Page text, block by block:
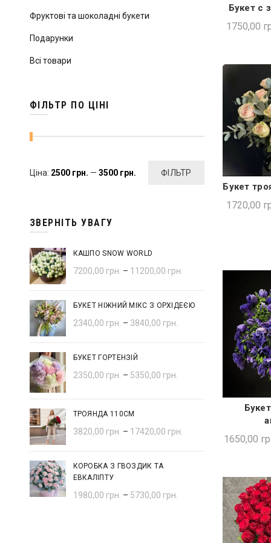
Букет с
1750,00
Букет
1720,00
1650,00
Фруктові та шоколадні букети
Подарунки
Всі товари
ФІЛЬТР ПО ЦІНІ
Мінімальна
Найбільша ФІЛЬТР
Ціна: 2500 грн. — 3500 грн.
ЗВЕРНІТЬ УВАГУ
КАШПО SNOW WORLD
7200,00 грн. – 11200,00 грн.
БУКЕТ НІЖНИЙ МІКС З ОРХІДЕЄЮ
2340,00 грн. – 3840,00 грн.
БУКЕТ ГОРТЕНЗІЙ
2350,00 грн. – 5350,00 грн.
ТРОЯНДА 110СМ
3820,00 грн. – 17420,00 грн.
КОРОБКА З ГВОЗДИК ТА
ЕВКАЛІПТУ
1980,00 грн. – 5730,00 грн.